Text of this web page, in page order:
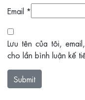
Email *
Lưu tên của tôi,
cho lần bình luận kế